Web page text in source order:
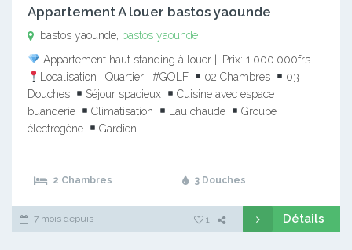
Appartement A louer bastos yaounde
bastos yaounde, bastos yaounde
Appartement haut standing à louer || Prix: 1.000.000frs
Localisation | Quartier : #GOLF
02 Chambres
03
Douches
Séjour spacieux
Cuisine avec espace
buanderie
Climatisation Eau chaude
Groupe
électrogène
Gardien…
2 Chambres 3 Douches
7 mois depuis 1 Détails